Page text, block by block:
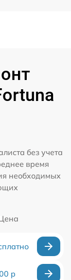
без учета
время
необходимых
р